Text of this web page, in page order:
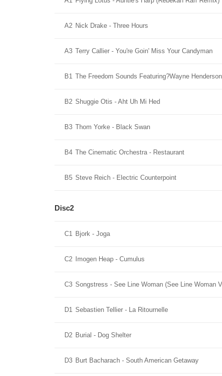
A2 Nick Drake - Three Hours
A3 Terry Callier - You're Goin' Miss Your Candyman
B1 The Freedom Sounds Featuring?Wayne
B2 Shuggie Otis - Aht Uh Mi Hed
B3 Thom Yorke - Black Swan
B4 The Cinematic Orchestra - Restaurant
B5 Steve Reich - Electric Counterpoint
Disc2
C1 Bjork - Joga
C2 Imogen Heap - Cumulus
C3 Songstress - See Line Woman (See Line Woman
D1 Sebastien Tellier - La Ritournelle
D2 Burial - Dog Shelter
D3 Burt Bacharach - South American Getaway